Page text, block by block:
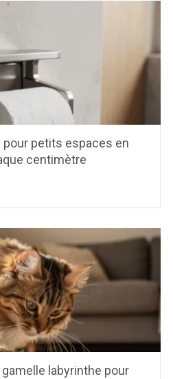
petits espaces en
centimètre
labyrinthe pour